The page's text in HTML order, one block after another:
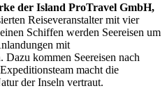
der Island ProTravel GmbH,
Reiseveranstalter mit vier
Schiffen werden Seereisen um
mit
Dazu kommen Seereisen nach
macht die
der Inseln vertraut.